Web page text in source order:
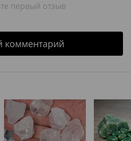
первый отзыв
комментарий